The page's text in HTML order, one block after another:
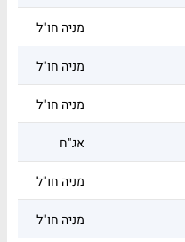
מניה חו"ל
מניה חו"ל
מניה חו"ל
אג"ח
מניה חו"ל
מניה חו"ל